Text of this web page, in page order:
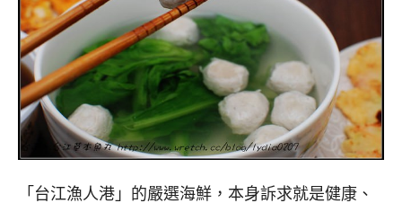
「台江漁人港」的嚴選海鮮，本身訴求就是健康、